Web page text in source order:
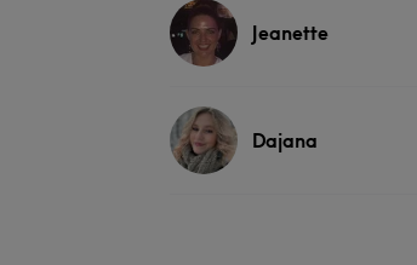
Jeanette
Dajana